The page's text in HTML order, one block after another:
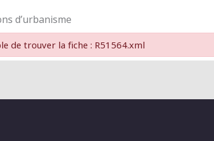
d’urbanisme
de trouver la fiche : R51564.xml